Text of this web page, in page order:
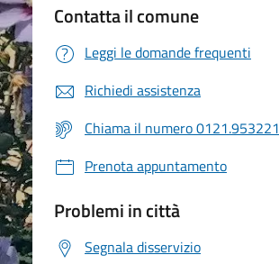
Contatta il comune
Leggi le domande frequenti
Richiedi assistenza
Chiama il numero 0121.953221
Prenota appuntamento
Problemi in città
Segnala disservizio